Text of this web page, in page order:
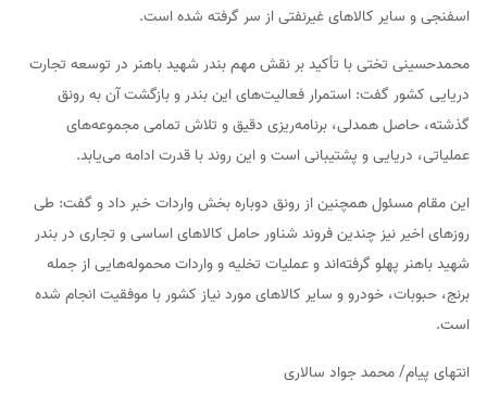
اسفنجی و سایر کالاهای غیرنفتی از سر گرفته شده است.
محمدحسینی تختی با تأکید بر نقش مهم بندر شهید باهنر در توسعه تجارت
دریایی کشور گفت: استمرار فعالیت‌های این بندر و بازگشت آن به رونق
گذشته، حاصل همدلی، برنامه‌ریزی دقیق و تلاش تمامی مجموعه‌های
عملیاتی، دریایی و پشتیبانی است و این روند با قدرت ادامه می‌یابد.
این مقام مسئول همچنین از رونق دوباره بخش واردات خبر داد و گفت: طی
روزهای اخیر نیز چندین فروند شناور حامل کالاهای اساسی و تجاری در بندر
شهید باهنر پهلو گرفته‌اند و عملیات تخلیه و واردات محموله‌هایی از جمله
برنج، حبوبات، خودرو و سایر کالاهای مورد نیاز کشور با موفقیت انجام شده
است.
انتهای پیام/ محمد جواد سالاری